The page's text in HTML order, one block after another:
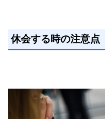
休会する時の注意点